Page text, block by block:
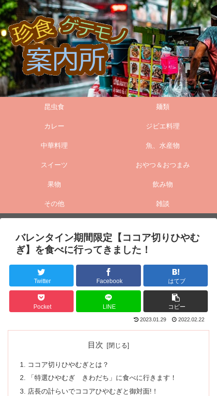
昆虫食 麺類
カレー ジビエ料理
中華料理 魚、水産物
スイーツ おやつ＆おつまみ
果物 飲み物
その他 雑談
バレンタイン期間限定【ココア切りひやむ
ぎ】を食べに行ってきました！
Twitter Facebook はてブ
Pocket LINE コピー
2023.01.29 2022.02.22
目次
ココア切りひやむぎとは？
「特選ひやむぎ きわだち」に食べに行きます！
店長の計らいでココアひやむぎと御対面!！